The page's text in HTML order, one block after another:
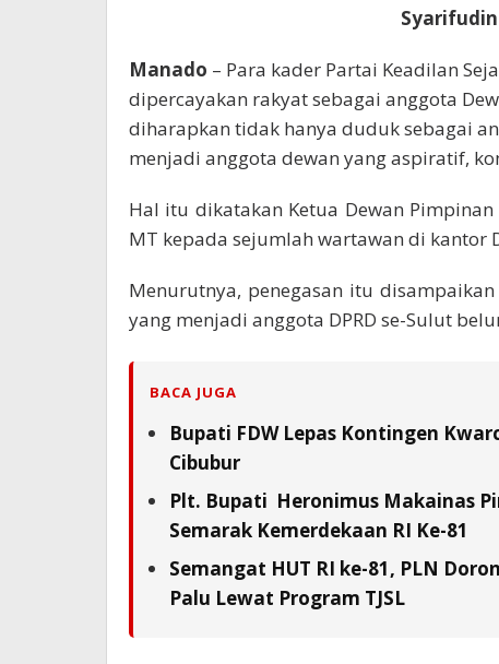
Syarifudin
Manado – Para kader Partai Keadilan
dipercayakan rakyat sebagai anggota
diharapkan tidak hanya duduk sebagai
menjadi anggota dewan yang aspiratif,
Hal itu dikatakan Ketua Dewan Pimpinan
MT kepada sejumlah wartawan di kantor
Menurutnya, penegasan itu
yang menjadi anggota DPRD se-Sulut
BACA JUGA
Bupati FDW Lepas Kontingen
Cibubur
Plt. Bupati Heronimus Makainas
Semarak Kemerdekaan RI Ke-81
Semangat HUT RI ke-81, PLN
Palu Lewat Program TJSL